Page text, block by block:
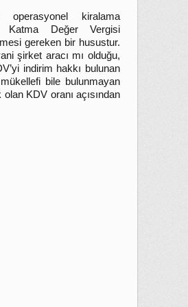
kiralama
Katma Değer Vergisi
gereken bir husustur.
şirket aracı mı olduğu,
indirim hakkı bulunan
bile bulunmayan
KDV oranı açısından